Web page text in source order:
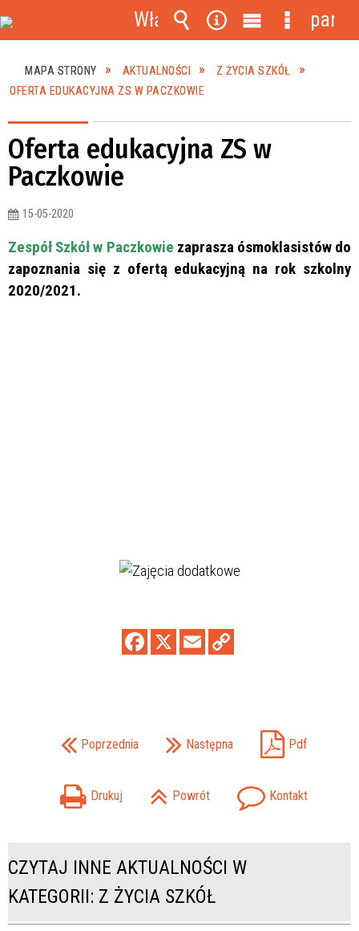
MAPA STRONY AKTUALNOŚCI
Z ŻYCIA SZKÓŁ
OFERTA EDUKACYJNA ZS W PACZKOWIE
Oferta edukacyjna ZS w
Paczkowie
15-05-2020
Zespół Szkół w Paczkowie zaprasza ósmoklasistów do
zapoznania się z ofertą edukacyjną na rok szkolny
2020/2021.
Poprzednia Następna Pdf
Drukuj Powrót Kontakt
CZYTAJ INNE AKTUALNOŚCI W
KATEGORII: Z ŻYCIA SZKÓŁ
Włącz
powiadomienia
Wyszukiwarka
Narzędzia
Menu
główne
Menu
panel